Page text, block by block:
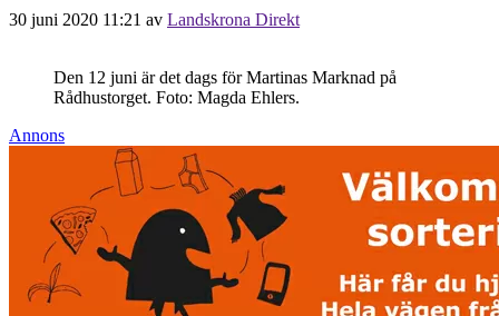
30 juni 2020 11:21 av Landskrona Direkt
Den 12 juni är det dags för Martinas Marknad på
Rådhustorget. Foto: Magda Ehlers.
Annons